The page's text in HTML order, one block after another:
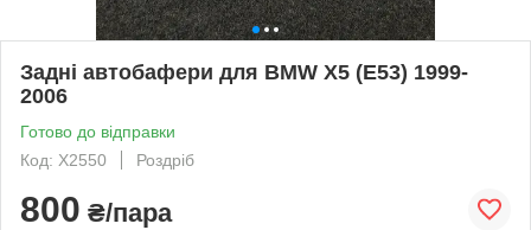
Задні автобафери для BMW X5 (E53) 1999-
2006
Готово до відправки
Код: X2550
Роздріб
800 ₴/пара